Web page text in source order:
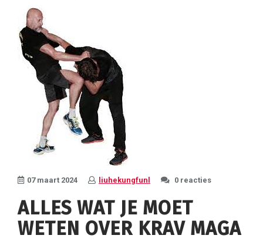
07 maart 2024 liuhekungfunl 0 reacties
ALLES WAT JE MOET
WETEN OVER KRAV MAGA